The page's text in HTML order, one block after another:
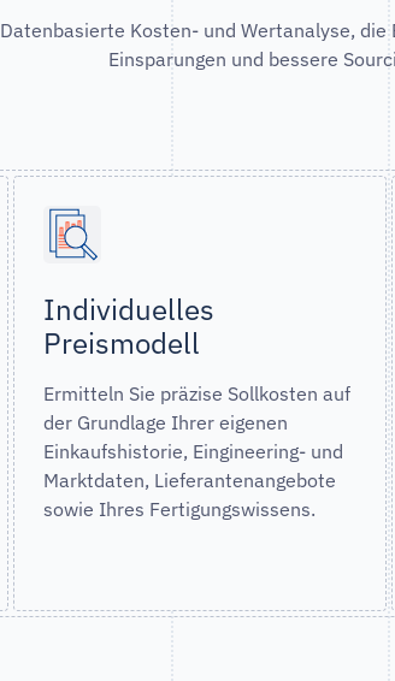
Datenbasierte Kosten- und Wertanalyse,
Einsparungen und bessere
Individuelles
Preismodell
Ermitteln Sie präzise Sollkosten auf
der Grundlage Ihrer eigenen
Einkaufshistorie, Eingineering- und
Marktdaten, Lieferantenangebote
sowie Ihres Fertigungswissens.